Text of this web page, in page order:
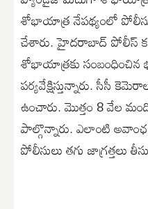
శోభాయాత్ర నేపథ్యంలో
చేశారు. హైదరాబాద్ పోలీస్
శోభాయాత్రకు సంబంధించిన
పర్యవేక్షిస్తున్నారు. సీసీ
ఉంచారు. మొత్తం 8 వేల
పాల్గొన్నారు. ఎలాంటి
పోలీసులు తగు జాగ్రత్తలు